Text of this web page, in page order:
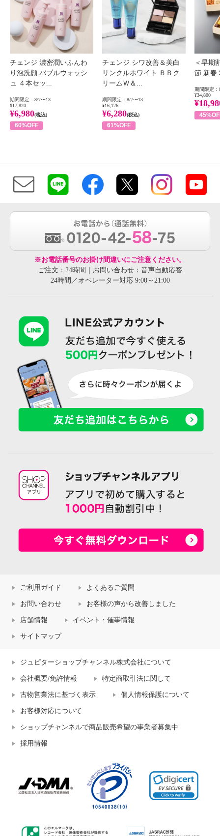
チェンジ 濃密潤いふんわ
り泡洗顔 バブルウォッシ
ュ ４本セッ...
期間限定：8/7〜13
¥17,820
¥6,980(税込)
60%OFF
チェンジ シワ改善＆美白
リンクルホワイト ＢＢク
リームＷ＆...
期間限定：8/7〜13
¥16,126
¥6,280(税込)
61%OFF
＜早期
節 新春
期間限定：
¥34,800
※お電話番号のお掛け間違いにご注意ください。
ご注文：24時間｜お問い合わせ：音声自動応答
24時間／オペレーター対応 9:00～21:00
ご利用ガイド よくあるご質問
お問い合わせ お客様の声から改善しました
店舗情報 イベント・催事情報
サイトマップ
ジュピターショップチャンネル株式会社について
会社概要/免許情報 特定商取引法に関して
古物営業法に基づく表示 個人情報保護について
お客様対応について
ショップチャンネルで商品販売希望の事業者募集中
採用情報